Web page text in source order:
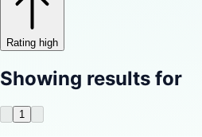
Rating high
Showing results for
1